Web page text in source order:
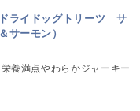
ライドッグトリーツ サ
サーモン）
養満点やわらかジャーキー